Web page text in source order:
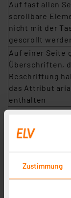
Zustimmung
Auf fast allen
scrollbare
nicht mit der
gescrollt
Auf einer Seite
Überschriften,
Beschriftung
das Attribut
enthalten
Listen, die
enthalten, die
Einige